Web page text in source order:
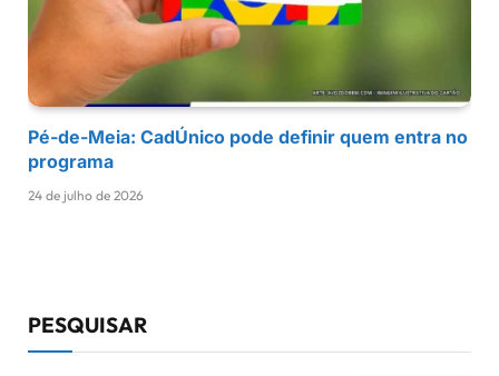
Pé-de-Meia: CadÚnico pode definir quem entra no
programa
24 de julho de 2026
PESQUISAR